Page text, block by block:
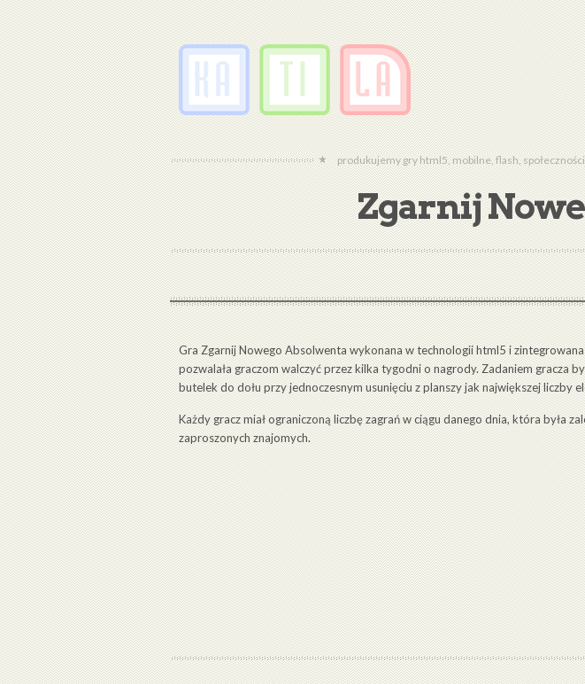
produkujemy gry html5, mobilne, flash,
Zgarnij
Gra Zgarnij Nowego Absolwenta wykonana w technologii html5 i zintegrowana
pozwalała graczom walczyć przez kilka tygodni o nagrody. Zadaniem gracza
butelek do dołu przy jednoczesnym usunięciu z planszy jak największej liczby
Każdy gracz miał ograniczoną liczbę zagrań w ciągu danego dnia, która była
zaproszonych znajomych.